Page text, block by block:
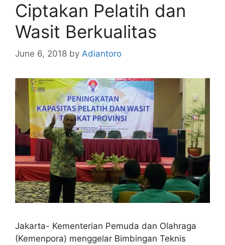
Ciptakan Pelatih dan
Wasit Berkualitas
June 6, 2018 by Adiantoro
Jakarta- Kementerian Pemuda dan Olahraga
(Kemenpora) menggelar Bimbingan Teknis